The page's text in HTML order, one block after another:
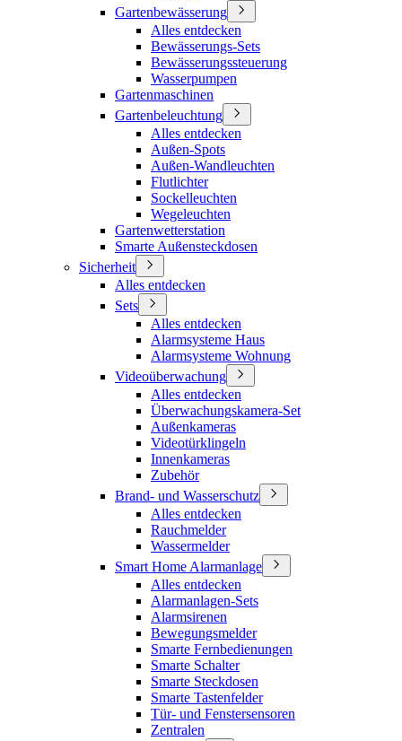
Gartenbewässerung
Alles entdecken
Bewässerungs-Sets
Bewässerungssteuerung
Wasserpumpen
Gartenmaschinen
Gartenbeleuchtung
Alles entdecken
Außen-Spots
Außen-Wandleuchten
Flutlichter
Sockelleuchten
Wegeleuchten
Gartenwetterstation
Smarte Außensteckdosen
Sicherheit
Alles entdecken
Sets
Alles entdecken
Alarmsysteme Haus
Alarmsysteme Wohnung
Videoüberwachung
Alles entdecken
Überwachungskamera-Set
Außenkameras
Videotürklingeln
Innenkameras
Zubehör
Brand- und Wasserschutz
Alles entdecken
Rauchmelder
Wassermelder
Smart Home Alarmanlage
Alles entdecken
Alarmanlagen-Sets
Alarmsirenen
Bewegungsmelder
Smarte Fernbedienungen
Smarte Schalter
Smarte Steckdosen
Smarte Tastenfelder
Tür- und Fenstersensoren
Zentralen